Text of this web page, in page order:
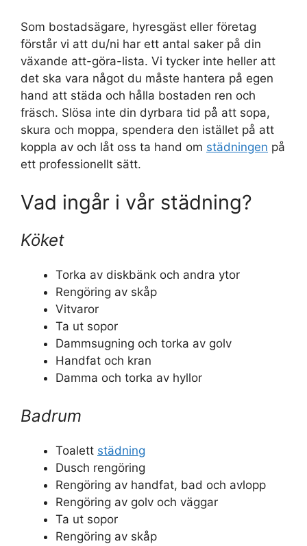
Som bostadsägare, hyresgäst eller företag
förstår vi att du/ni har ett antal saker på din
växande att-göra-lista. Vi tycker inte heller att
det ska vara något du måste hantera på egen
hand att städa och hålla bostaden ren och
fräsch. Slösa inte din dyrbara tid på att sopa,
skura och moppa, spendera den istället på att
koppla av och låt oss ta hand om städningen på
ett professionellt sätt.
Vad ingår i vår städning?
Köket
Torka av diskbänk och andra ytor
Rengöring av skåp
Vitvaror
Ta ut sopor
Dammsugning och torka av golv
Handfat och kran
Damma och torka av hyllor
Badrum
Toalett städning
Dusch rengöring
Rengöring av handfat, bad och avlopp
Rengöring av golv och väggar
Ta ut sopor
Rengöring av skåp